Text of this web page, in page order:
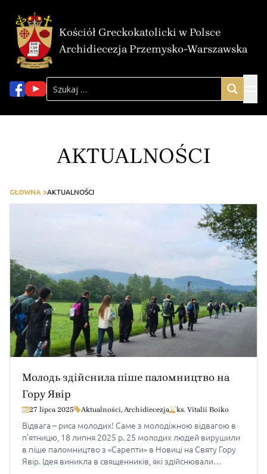
Kościół Greckokatolicki w Polsce
Archidiecezja Przemysko-Warszawska
AKTUALNOŚCI
GŁOWNA >AKTUALNOŚCI
Молодь здійснила піше паломництво на
Гору Явір
27 lipca 2025 Aktualności, Archidiecezja ks. Vitalii Boiko
Відвага – риса молодих! Саме з молодіжною відвагою в
п’ятницю, 18 липня 2025 р. 25 молодих людей вирушили
в піше паломництво з «Сарепти» в Новиці на Святу Гору
Явір. Ідея виникла в священників, які здійснювали